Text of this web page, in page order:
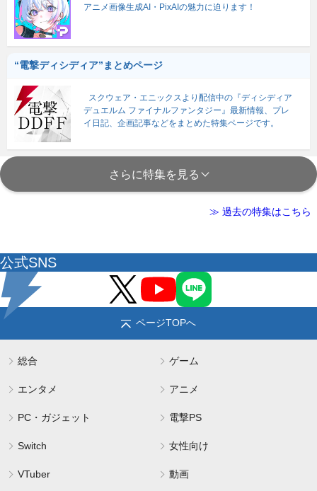
アニメ画像生成AI・PixAIの魅力に迫ります！
“電撃ディシディア”まとめページ
スクウェア・エニックスより配信中の『ディシディア
デュエルム ファイナルファンタジー』最新情報、プレ
イ日記、企画記事などをまとめた特集ページです。
さらに特集を見る
≫ 過去の特集はこちら
公式SNS
ページTOPへ
総合 ゲーム
エンタメ アニメ
PC・ガジェット 電撃PS
Switch 女性向け
VTuber 動画